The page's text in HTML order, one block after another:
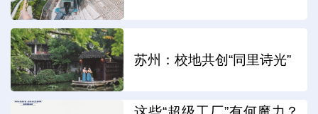
苏州：校地共创“同里诗光”